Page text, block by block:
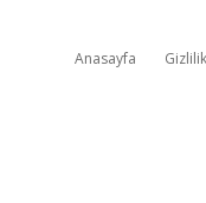
Anasayfa